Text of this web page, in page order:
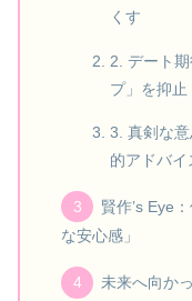
くす
2. デート
プ」を抑止
3. 真剣な
的アドバイ
賢作’s Eye
な安心感」
未来へ向か